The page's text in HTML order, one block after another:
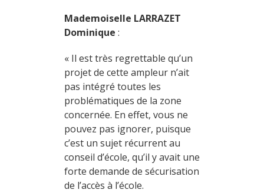
Mademoiselle LARRAZET
Dominique :
« Il est très regrettable qu’un
projet de cette ampleur n’ait
pas intégré toutes les
problématiques de la zone
concernée. En effet, vous ne
pouvez pas ignorer, puisque
c’est un sujet récurrent au
conseil d’école, qu’il y avait une
forte demande de sécurisation
de l’accès à l’école.